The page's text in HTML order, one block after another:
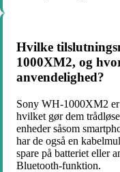
Hvilke
1000XM2, og
anvendelighed?
Sony WH-1000XM2
hvilket gør dem
enheder såsom
har de også en
spare på batteriet eller
Bluetooth-funktion.